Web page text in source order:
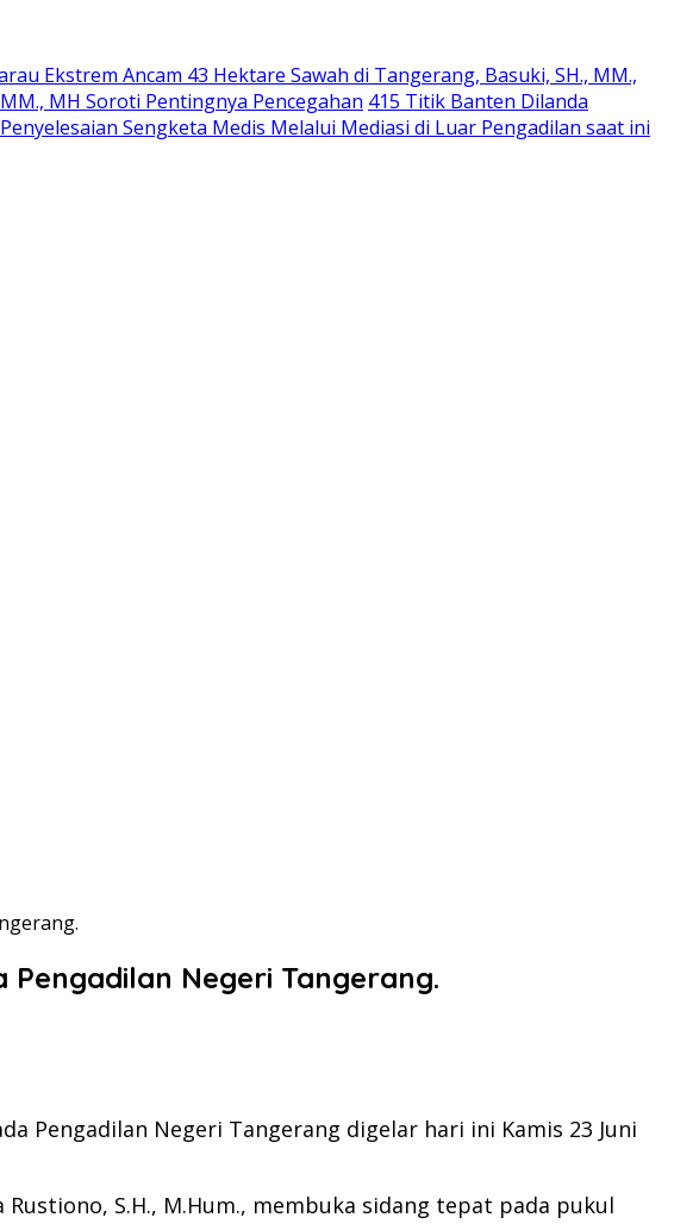
Ekstrem Ancam 43 Hektare Sawah di Tangerang, Basuki, SH., MM.,
MH Soroti Pentingnya Pencegahan 415 Titik Banten Dilanda
Sengketa Medis Melalui Mediasi di Luar Pengadilan saat ini
Negeri Tangerang.
Pengadilan Negeri Tangerang digelar hari ini Kamis 23 Juni
S.H., M.Hum., membuka sidang tepat pada pukul